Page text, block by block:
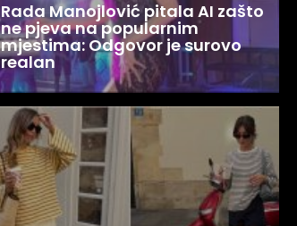
Rada Manojlović pitala AI zašto
ne pjeva na popularnim
mjestima: Odgovor je surovo
realan